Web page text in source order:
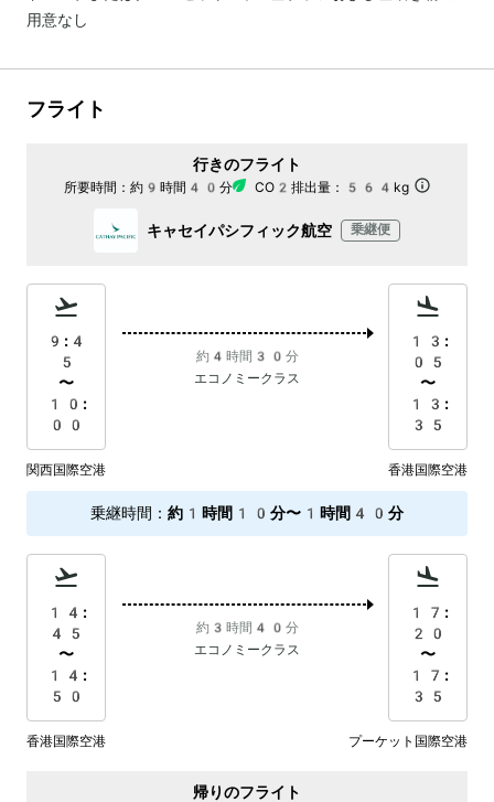
用意なし
フライト
行きのフライト
所要時間： 約9時間40分 CO2排出量： 564kg
キャセイパシフィック航空 乗継便
9:4
5
〜
10:
00
約4時間30分
エコノミークラス
13:
05
〜
13:
35
関西国際空港 香港国際空港
乗継時間 ： 約1時間10分〜1時間40分
14:
45
〜
14:
50
約3時間40分
エコノミークラス
17:
20
〜
17:
35
香港国際空港 プーケット国際空港
帰りのフライト